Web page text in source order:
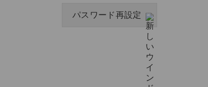
パスワード再設定